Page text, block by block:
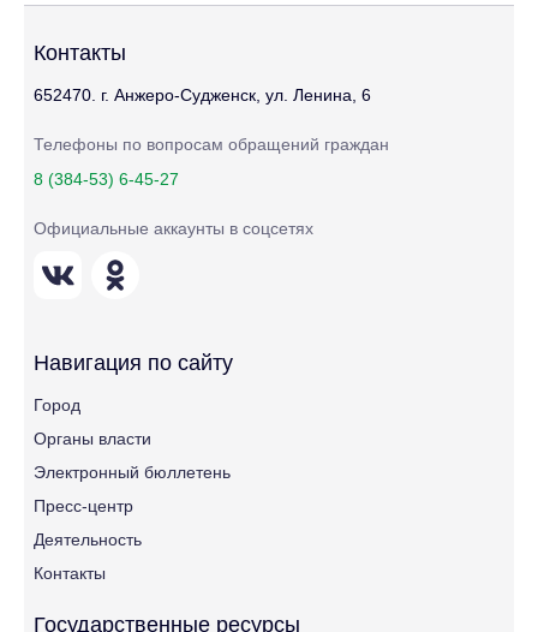
Контакты
652470. г. Анжеро-Судженск, ул. Ленина, 6
Телефоны по вопросам обращений граждан
8 (384-53) 6-45-27
Официальные аккаунты в соцсетях
Навигация по сайту
Город
Органы власти
Электронный бюллетень
Пресс-центр
Деятельность
Контакты
Государственные ресурсы